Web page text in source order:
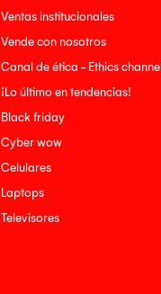
Ventas institucionales
Vende con nosotros
Canal de ética - Ethics channel
¡Lo último en tendencias!
Black friday
Cyber wow
Celulares
Laptops
Televisores